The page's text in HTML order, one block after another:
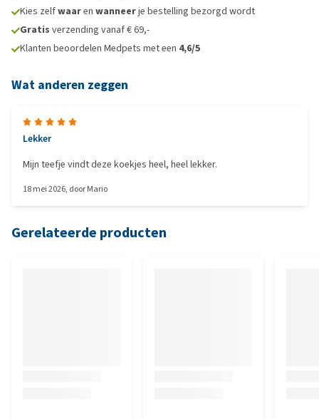
Kies zelfwaaren wanneerje bestelling bezorgd wordt
Gratis verzending vanaf € 69,-
Klanten beoordelen Medpets met een 4,6/5
Wat anderen zeggen
Lekker
Mijn teefje vindt deze koekjes heel, heel lekker.
18 mei 2026, doorMario
Gerelateerde producten